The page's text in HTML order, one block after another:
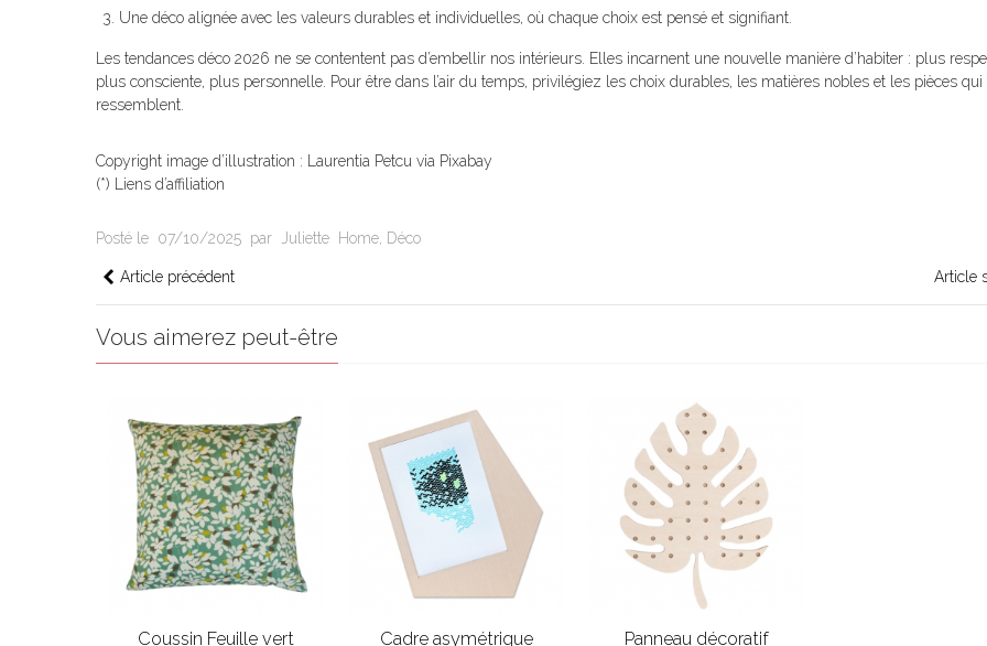
Une déco alignée avec les valeurs durables et individuelles, où chaque choix est pensé et signifiant.
Les tendances déco 2026 ne se contentent pas d’embellir nos intérieurs. Elles incarnent une nouvelle manière d’habiter : plus
plus consciente, plus personnelle. Pour être dans l’air du temps, privilégiez les choix durables, les matières nobles et les pièces qui
ressemblent.
Copyright image d’illustration : Laurentia Petcu via Pixabay
(*) Liens d’affiliation
Posté le 07/10/2025 par Juliette Home Déco
Article précédent Article
Vous aimerez peut-être
Coussin Feuille vert
Cadre asymétrique
Panneau décoratif